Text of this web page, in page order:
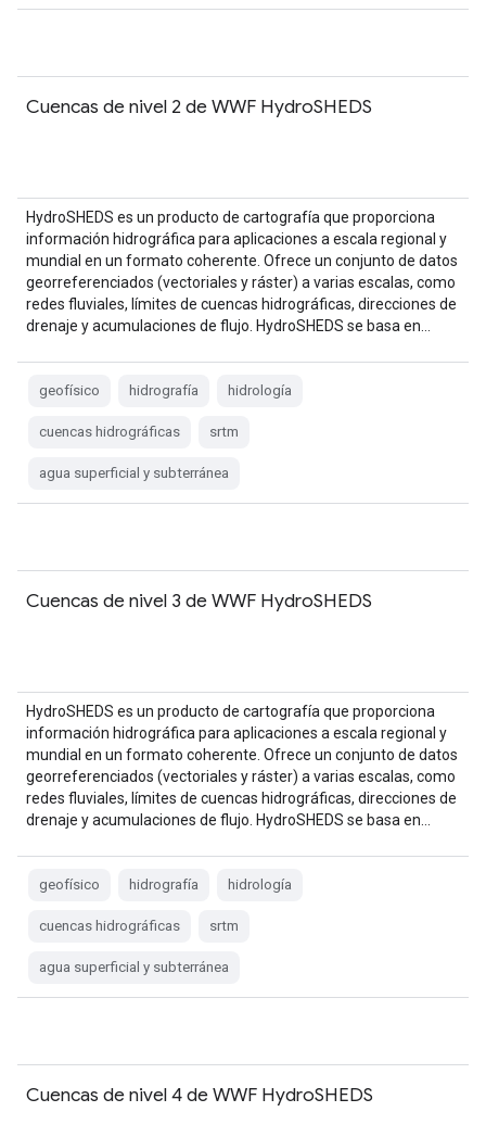
Cuencas de nivel 2 de WWF HydroSHEDS
HydroSHEDS es un producto de cartografía que proporciona
información hidrográfica para aplicaciones a escala regional y
mundial en un formato coherente. Ofrece un conjunto de datos
georreferenciados (vectoriales y ráster) a varias escalas, como
redes fluviales, límites de cuencas hidrográficas, direcciones de
drenaje y acumulaciones de flujo. HydroSHEDS se basa en…
geofísico hidrografía hidrología
cuencas hidrográficas srtm
agua superficial y subterránea
Cuencas de nivel 3 de WWF HydroSHEDS
HydroSHEDS es un producto de cartografía que proporciona
información hidrográfica para aplicaciones a escala regional y
mundial en un formato coherente. Ofrece un conjunto de datos
georreferenciados (vectoriales y ráster) a varias escalas, como
redes fluviales, límites de cuencas hidrográficas, direcciones de
drenaje y acumulaciones de flujo. HydroSHEDS se basa en…
geofísico hidrografía hidrología
cuencas hidrográficas srtm
agua superficial y subterránea
Cuencas de nivel 4 de WWF HydroSHEDS